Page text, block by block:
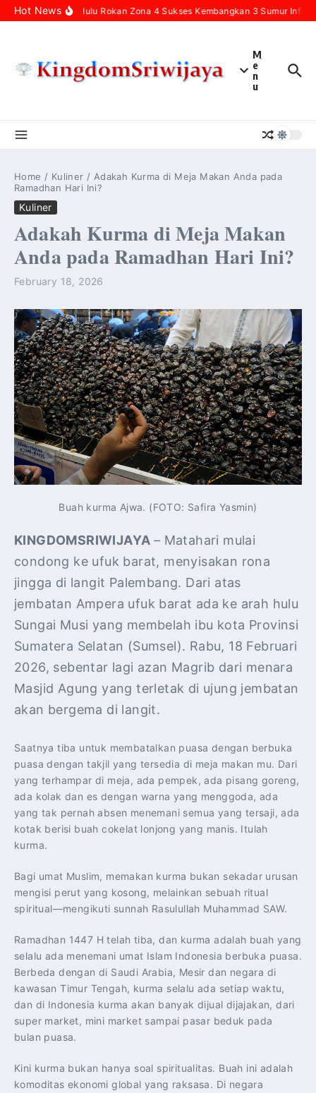
Skip to content
Hot News
Pertamina Hulu Rokan Zona 4 Sukses Kembangkan 3 Sumur Infill
M
e
n
u
Home / Kuliner / Adakah Kurma di Meja Makan Anda pada
Ramadhan Hari Ini?
Kuliner
Adakah Kurma di Meja Makan
Anda pada Ramadhan Hari Ini?
February 18, 2026
Buah kurma Ajwa. (FOTO: Safira Yasmin)
KINGDOMSRIWIJAYA – Matahari mulai
condong ke ufuk barat, menyisakan rona
jingga di langit Palembang. Dari atas
jembatan Ampera ufuk barat ada ke arah hulu
Sungai Musi yang membelah ibu kota Provinsi
Sumatera Selatan (Sumsel). Rabu, 18 Februari
2026, sebentar lagi azan Magrib dari menara
Masjid Agung yang terletak di ujung jembatan
akan bergema di langit.
Saatnya tiba untuk membatalkan puasa dengan berbuka
puasa dengan takjil yang tersedia di meja makan mu. Dari
yang terhampar di meja, ada pempek, ada pisang goreng,
ada kolak dan es dengan warna yang menggoda, ada
yang tak pernah absen menemani semua yang tersaji, ada
kotak berisi buah cokelat lonjong yang manis. Itulah
kurma.
Bagi umat Muslim, memakan kurma bukan sekadar urusan
mengisi perut yang kosong, melainkan sebuah ritual
spiritual—mengikuti sunnah Rasulullah Muhammad SAW.
Ramadhan 1447 H telah tiba, dan kurma adalah buah yang
selalu ada menemani umat Islam Indonesia berbuka puasa.
Berbeda dengan di Saudi Arabia, Mesir dan negara di
kawasan Timur Tengah, kurma selalu ada setiap waktu,
dan di Indonesia kurma akan banyak dijual dijajakan, dari
super market, mini market sampai pasar beduk pada
bulan puasa.
Kini kurma bukan hanya soal spiritualitas. Buah ini adalah
komoditas ekonomi global yang raksasa. Di negara